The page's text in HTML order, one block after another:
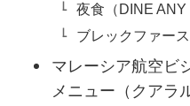
夜食（DINE ANY
ブレックファー
マレーシア航空ビ
メニュー（クアラ